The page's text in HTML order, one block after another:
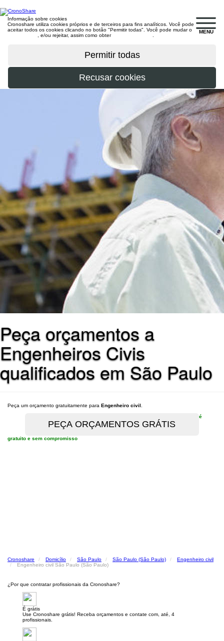
MENU
Informação sobre cookies
Cronoshare utiliza cookies próprios e de terceiros para fins analíticos. Você pode
aceitar todos os cookies clicando no botão "Permitir todas". Você pode mudar o
, e/ou rejeitar, assim como obter
Peça orçamentos a
Engenheiros Civis
qualificados em São Paulo
Peça um orçamento gratuitamente para Engenheiro civil
é
gratuito e sem compromisso
Cronoshare Domicílio São Paulo São Paulo (São Paulo)
Engenheiro civil
Engenheiro civil São Paulo (São Paulo)
¿Por que contratar profissionais da Cronoshare?
É grátis
Use Cronoshare grátis! Receba orçamentos e contate com, até, 4
profissionais.